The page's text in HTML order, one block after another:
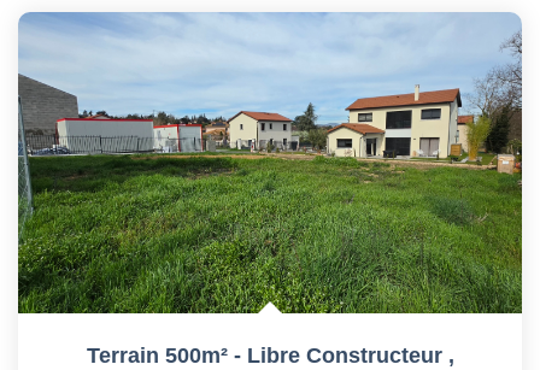
Terrain 500m² - Libre Constructeur ,